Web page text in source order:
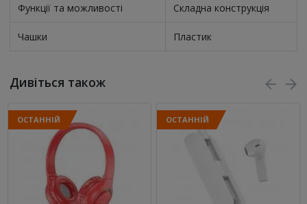
Функції та можливості Складна конструкція
Чашки Пластик
Дивіться також
ОСТАННІЙ ОСТАННІЙ